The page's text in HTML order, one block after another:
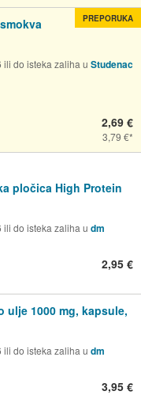
do isteka zaliha u Studenac
2,69 €
3,79 €
PREPORUKA
pločica High Protein
do isteka zaliha u dm
2,95 €
ulje 1000 mg, kapsule,
do isteka zaliha u dm
3,95 €